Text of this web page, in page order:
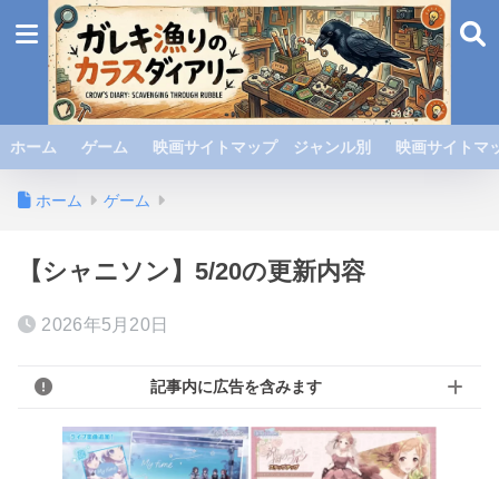
ホーム ゲーム 映画サイトマップ ジャンル別 映画サイト
ホーム ゲーム
【シャニソン】5/20の更新内容
2026年5月20日
記事内に広告を含みます